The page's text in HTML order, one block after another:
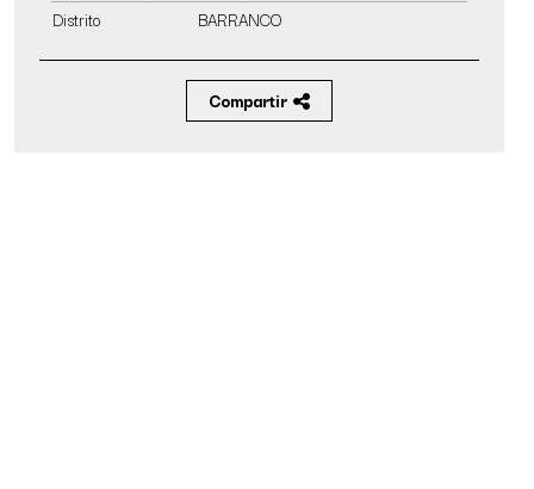
Distrito
BARRANCO
Compartir